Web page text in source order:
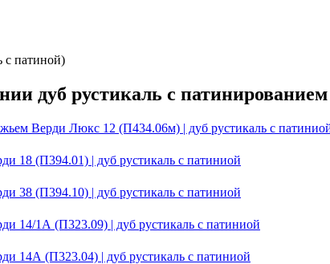
с патиной)
дуб рустикаль с патинированием
Верди Люкс 12 (П434.06м) | дуб рустикаль с
18 (П394.01) | дуб рустикаль с патиниой
38 (П394.10) | дуб рустикаль с патиниой
14/1А (П323.09) | дуб рустикаль с патиниой
14А (П323.04) | дуб рустикаль с патиниой